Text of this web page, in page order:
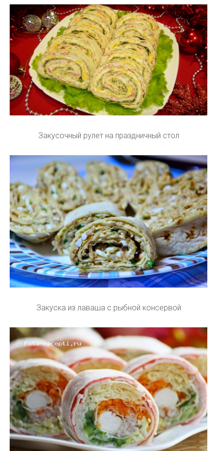
Закусочный рулет на праздничный стол
Закуска из лаваша с рыбной консервой